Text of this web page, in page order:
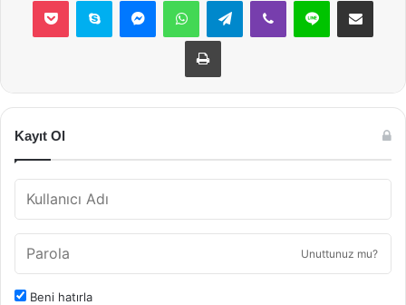
Yazdır
Kayıt Ol
Unuttunuz mu?
Beni hatırla